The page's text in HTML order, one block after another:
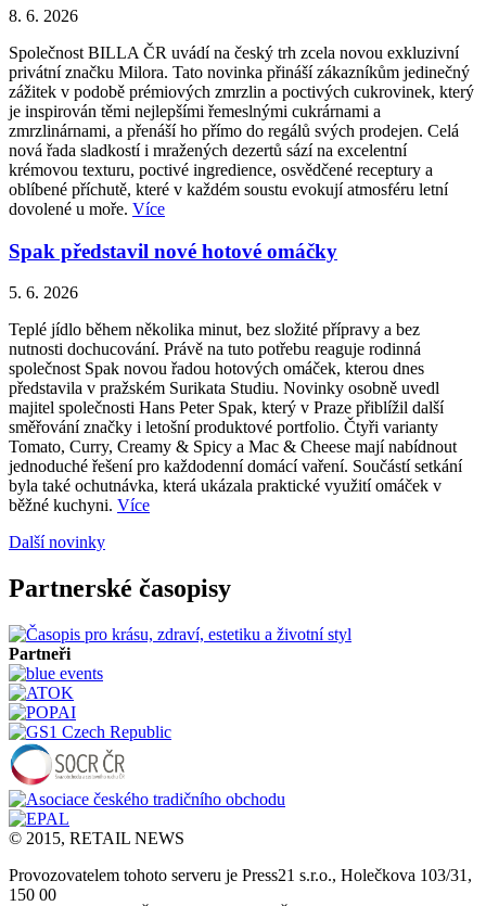
8. 6. 2026
Společnost BILLA ČR uvádí na český trh zcela novou exkluzivní
privátní značku Milora. Tato novinka přináší zákazníkům jedinečný
zážitek v podobě prémiových zmrzlin a poctivých cukrovinek, který
je inspirován těmi nejlepšími řemeslnými cukrárnami a
zmrzlinárnami, a přenáší ho přímo do regálů svých prodejen. Celá
nová řada sladkostí i mražených dezertů sází na excelentní
krémovou texturu, poctivé ingredience, osvědčené receptury a
oblíbené příchutě, které v každém soustu evokují atmosféru letní
dovolené u moře. Více
Spak představil nové hotové omáčky
5. 6. 2026
Teplé jídlo během několika minut, bez složité přípravy a bez
nutnosti dochucování. Právě na tuto potřebu reaguje rodinná
společnost Spak novou řadou hotových omáček, kterou dnes
představila v pražském Surikata Studiu. Novinky osobně uvedl
majitel společnosti Hans Peter Spak, který v Praze přiblížil další
směřování značky i letošní produktové portfolio. Čtyři varianty
Tomato, Curry, Creamy & Spicy a Mac & Cheese mají nabídnout
jednoduché řešení pro každodenní domácí vaření. Součástí setkání
byla také ochutnávka, která ukázala praktické využití omáček v
běžné kuchyni. Více
Další novinky
Partnerské časopisy
Partneři
© 2015, RETAIL NEWS
Provozovatelem tohoto serveru je Press21 s.r.o., Holečkova 103/31,
150 00